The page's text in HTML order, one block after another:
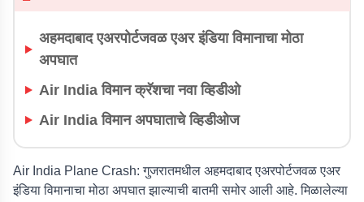
अहमदाबाद एअरपोर्टजवळ एअर इंडिया विमानाचा मोठा
अपघात
Air India विमान क्रॅशचा नवा व्हिडीओ
Air India विमान अपघाताचे व्हिडीओज
Air India Plane Crash: गुजरातमधील अहमदाबाद एअरपोर्टजवळ एअर
इंडिया विमानाचा मोठा अपघात झाल्याची बातमी समोर आली आहे. मिळालेल्या